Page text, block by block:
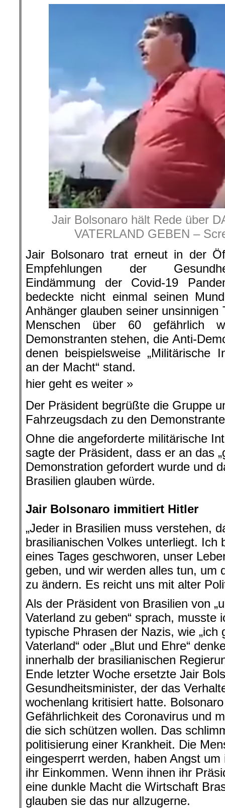
Jair Bolsonaro hält Rede über
VATERLAND GEBEN –
Jair Bolsonaro trat erneut in der
Empfehlungen der
Eindämmung der Covid-19
bedeckte nicht einmal seinen
Anhänger glauben seiner
Menschen über 60 gefährlich
Demonstranten stehen, die Anti-
denen beispielsweise „Militärische
an der Macht“ stand.
hier geht es weiter »
Der Präsident begrüßte die Gruppe
Fahrzeugsdach zu den
Ohne die angeforderte militärische
sagte der Präsident, dass er an das
Demonstration gefordert wurde und
Brasilien glauben würde.
Jair Bolsonaro immitiert Hitler
„Jeder in Brasilien muss verstehen,
brasilianischen Volkes unterliegt. Ich
eines Tages geschworen, unser
geben, und wir werden alles tun, um
zu ändern. Es reicht uns mit alter
Als der Präsident von Brasilien von
Vaterland zu geben“ sprach, musste
typische Phrasen der Nazis, wie „ich
Vaterland“ oder „Blut und Ehre“
innerhalb der brasilianischen
Ende letzter Woche ersetzte Jair
Gesundheitsminister, der das
wochenlang kritisiert hatte.
Gefährlichkeit des Coronavirus und
die sich schützen wollen. Das
politisierung einer Krankheit. Die
eingesperrt werden, haben Angst
ihr Einkommen. Wenn ihnen ihr
eine dunkle Macht die Wirtschaft
glauben sie das nur allzugerne.